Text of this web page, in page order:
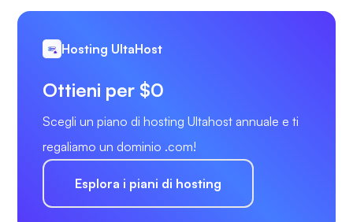
Hosting UltaHost
Ottieni per $0
Scegli un piano di hosting Ultahost annuale e ti
regaliamo un dominio .com!
Esplora i piani di hosting